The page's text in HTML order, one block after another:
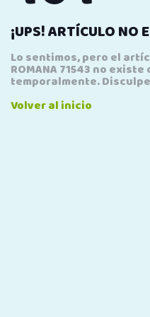
¡UPS! ARTÍCULO NO
Lo sentimos, pero el
ROMANA 71543 no
temporalmente.
Volver al inicio